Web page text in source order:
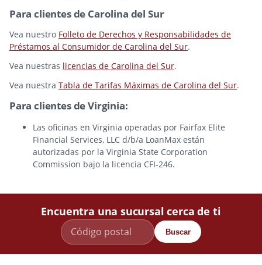
Para clientes de Carolina del Sur
Vea nuestro Folleto de Derechos y Responsabilidades de
Préstamos al Consumidor de Carolina del Sur.
Vea nuestras licencias de Carolina del Sur.
Vea nuestra Tabla de Tarifas Máximas de Carolina del Sur.
Para clientes de Virginia:
Las oficinas en Virginia operadas por Fairfax Elite
Financial Services, LLC d/b/a LoanMax están
autorizadas por la Virginia State Corporation
Commission bajo la licencia CFI-246.
Encuentra una sucursal cerca de ti
Buscar